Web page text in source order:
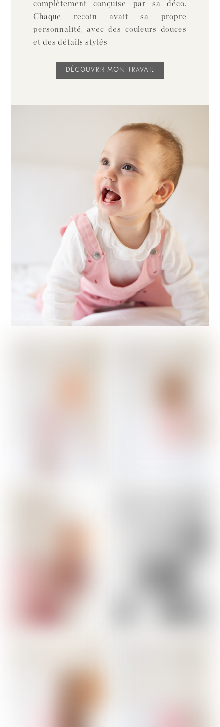
complètement conquise par sa déco.
Chaque recoin avait sa propre
personnalité, avec des couleurs douces
et des détails stylés
DÉCOUVRIR MON TRAVAIL